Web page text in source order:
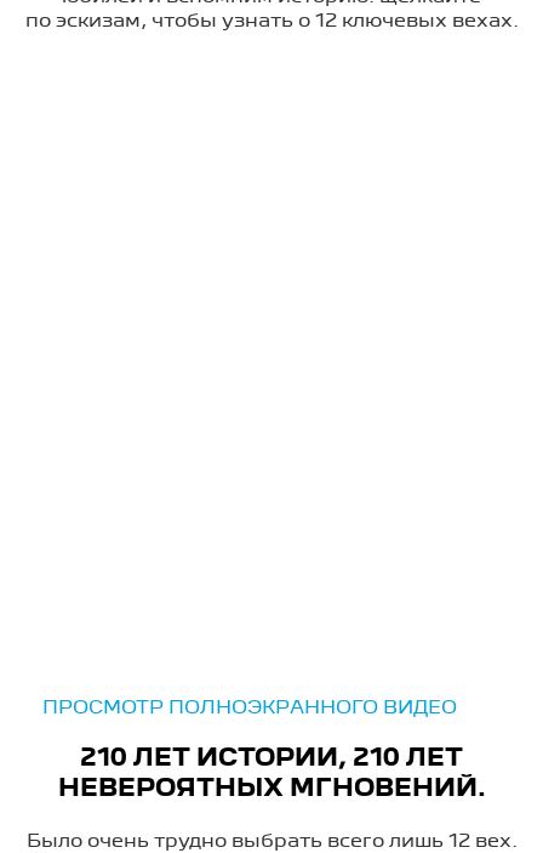
по эскизам, чтобы узнать о 12 ключевых вехах.
ПРОСМОТР ПОЛНОЭКРАННОГО ВИДЕО
210 ЛЕТ ИСТОРИИ, 210 ЛЕТ
НЕВЕРОЯТНЫХ МГНОВЕНИЙ.
Было очень трудно выбрать всего лишь 12 вех.